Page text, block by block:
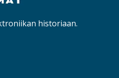
historiaan.